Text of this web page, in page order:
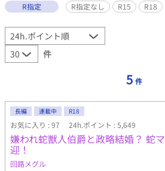
R指定
R指定なし R15 R18
件
5 件
長編 連載中 R18
お気に入り : 97 24h.ポイント : 5,649
嫌われ蛇獣人伯爵と政略結婚？ 蛇
迎！
回路メグル